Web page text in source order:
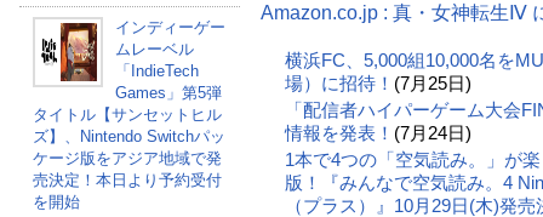
インディーゲー
ムレーベル
「IndieTech
Games」第5弾
タイトル【サンセットヒル
ズ】、Nintendo Switchパッ
ケージ版をアジア地域で発
売決定！本日より予約受付
を開始
Amazon.co.jp : 真・女神転生Ⅳ
横浜FC、5,000組10,000名を
場）に招待！ (7月25日)
「配信者ハイパーゲーム大会
情報を発表！ (7月24日)
1本で4つの「空気読み。」が
版！『みんなで空気読み。4
（プラス）』10月29日(木)発